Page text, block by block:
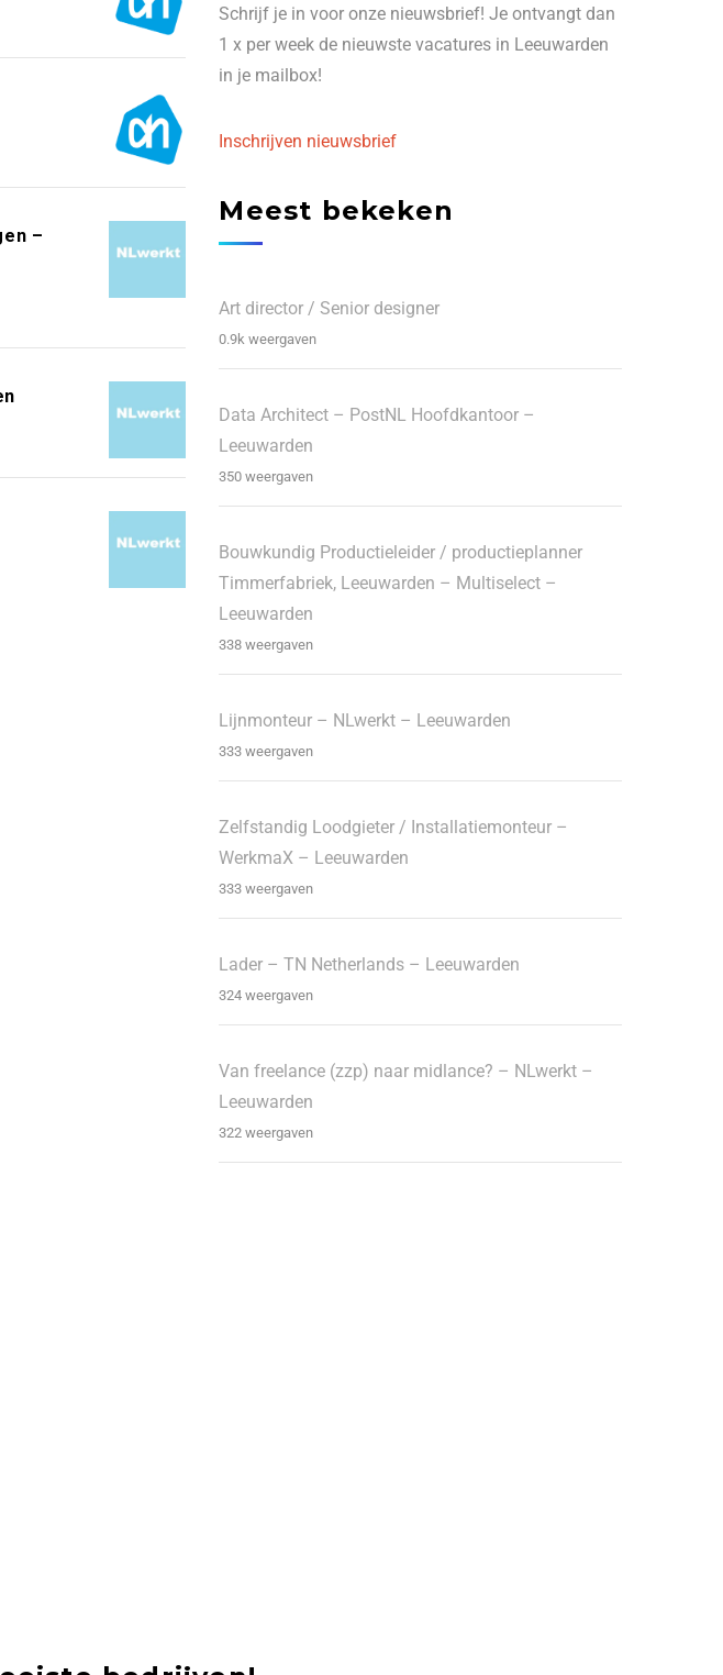
–
Schrijf je in voor onze nieuwsbrief! Je ontvangt dan
1 x per week de nieuwste vacatures in Leeuwarden
in je mailbox!
Inschrijven nieuwsbrief
Meest bekeken
Art director / Senior designer
0.9k weergaven
Data Architect – PostNL Hoofdkantoor –
Leeuwarden
350 weergaven
Bouwkundig Productieleider / productieplanner
Timmerfabriek, Leeuwarden – Multiselect –
Leeuwarden
338 weergaven
Lijnmonteur – NLwerkt – Leeuwarden
333 weergaven
Zelfstandig Loodgieter / Installatiemonteur –
WerkmaX – Leeuwarden
333 weergaven
Lader – TN Netherlands – Leeuwarden
324 weergaven
Van freelance (zzp) naar midlance? – NLwerkt –
Leeuwarden
322 weergaven